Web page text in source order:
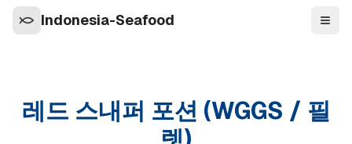
Indonesia-Seafood 탐색
레드 스내퍼 포션 (WGGS / 필